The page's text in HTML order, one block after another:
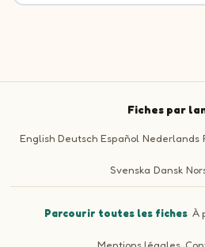
Fiches par
English Deutsch Español Nederlands
Svenska Dansk
Parcourir toutes les fiches ·À